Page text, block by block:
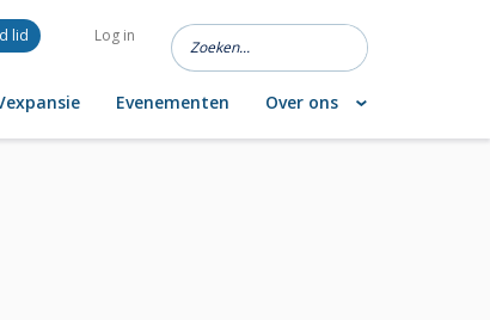
lid Log in
Evenementen Over ons